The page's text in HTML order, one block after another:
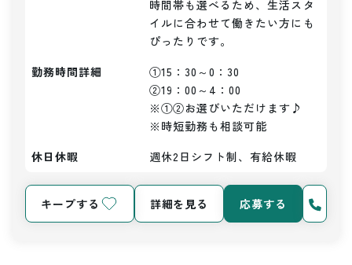
時間帯も選べるため、生活スタ
イルに合わせて働きたい方にも
ぴったりです。
勤務時間詳細
①15：30～0：30
②19：00～4：00
※①②お選びいただけます♪
※時短勤務も相談可能
休日休暇
週休2日シフト制、有給休暇
キープする 詳細を見る 応募する